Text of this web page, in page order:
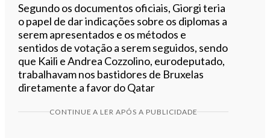
Segundo os documentos oficiais, Giorgi teria
o papel de dar indicações sobre os diplomas a
serem apresentados e os métodos e
sentidos de votação a serem seguidos, sendo
que Kaili e Andrea Cozzolino, eurodeputado,
trabalhavam nos bastidores de Bruxelas
diretamente a favor do Qatar
CONTINUE A LER APÓS A PUBLICIDADE